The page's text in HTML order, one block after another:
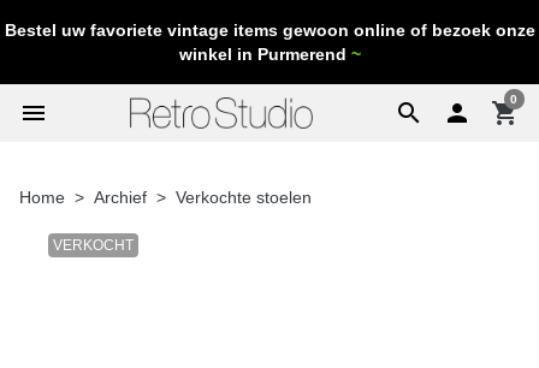
Bestel uw favoriete vintage items gewoon online of bezoek onze
winkel in Purmerend ~
search
menu  shopping_cart
0
Home Archief Verkochte stoelen
VERKOCHT